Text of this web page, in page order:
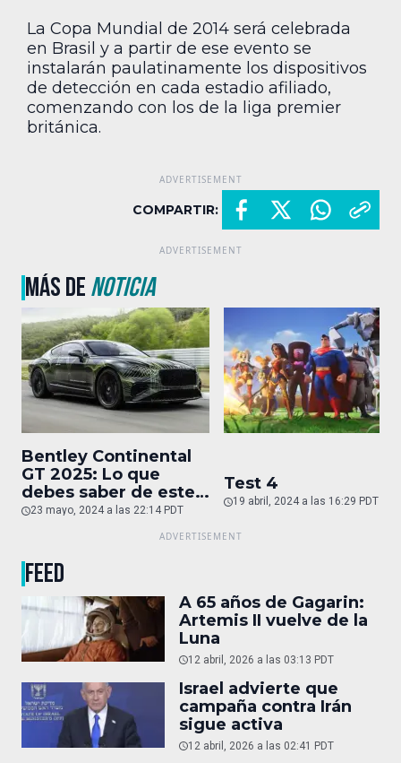
La Copa Mundial de 2014 será celebrada
en Brasil y a partir de ese evento se
instalarán paulatinamente los dispositivos
de detección en cada estadio afiliado,
comenzando con los de la liga premier
británica.
COMPARTIR:
MÁS DENOTICIA
Bentley Continental
GT 2025: Lo que
debes saber de este
auto de superlujo
23 mayo, 2024 a las 22:14 PDT
Test 4
19 abril, 2024 a las 16:29 PDT
FEED
A 65 años de Gagarin:
Artemis II vuelve de la
Luna
12 abril, 2026 a las 03:13 PDT
Israel advierte que
campaña contra Irán
sigue activa
12 abril, 2026 a las 02:41 PDT